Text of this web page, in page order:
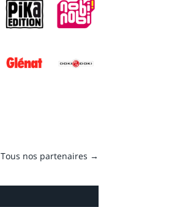
Tous nos partenaires →